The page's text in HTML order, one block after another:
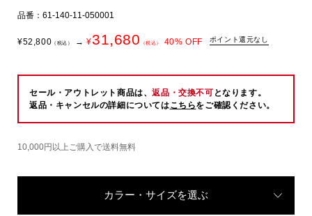
品番：61-140-11-050001
¥52,800 （税込） → ¥31,680 （税込） 40% OFF ポイント還元なし
セール・アウトレット商品は、返品・交換不可 となります。
返品・キャンセルの詳細についてはこちらをご確認ください。
10,000円以上ご購入で送料無料
カラー・サイズを選ぶ